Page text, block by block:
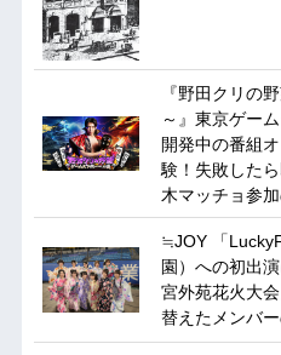
『野田クリの
～』東京ゲー
開発中の番組
験！失敗した
木マッチョ参
≒JOY 「
園）への初出
宮外苑花火大
替えたメンバ